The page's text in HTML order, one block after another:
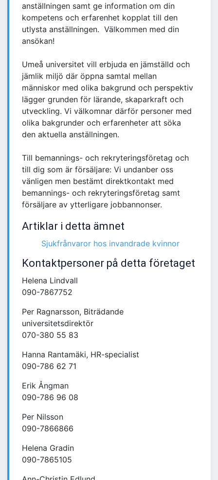
anställningen samt ge information om din
kompetens och erfarenhet kopplat till den
utlysta anställningen. Välkommen med din
ansökan!
Umeå universitet vill erbjuda en jämställd och
jämlik miljö där öppna samtal mellan
människor med olika bakgrund och perspektiv
lägger grunden för lärande, skaparkraft och
utveckling. Vi välkomnar därför personer med
olika bakgrunder och erfarenheter att söka
den aktuella anställningen.
Till bemannings- och rekryteringsföretag och
till dig som är försäljare: Vi undanber oss
vänligen men bestämt direktkontakt med
bemannings- och rekryteringsföretag samt
försäljare av ytterligare jobbannonser.
Artiklar i detta ämnet
Sjukfrånvaror hos invandrade kvinnor
Kontaktpersoner på detta företaget
Helena Lindvall
090-7867752
Per Ragnarsson, Biträdande
universitetsdirektör
070-380 55 83
Hanna Rantamäki, HR-specialist
090-786 62 71
Erik Ångman
090-786 96 08
Per Nilsson
090-7866866
Helena Gradin
090-7865105